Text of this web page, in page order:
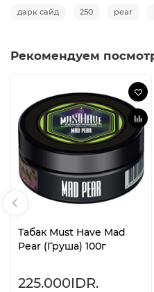
дарк сайд 250 pear
Рекомендуем
Табак Must Have Mad
Pear (Груша) 100г
225.000IDR.